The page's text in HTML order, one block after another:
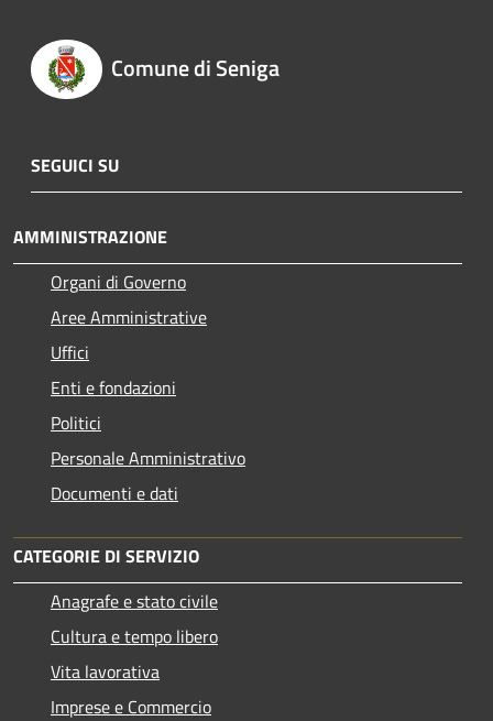
Comune di Seniga
SEGUICI SU
AMMINISTRAZIONE
Organi di Governo
Aree Amministrative
Uffici
Enti e fondazioni
Politici
Personale Amministrativo
Documenti e dati
CATEGORIE DI SERVIZIO
Anagrafe e stato civile
Cultura e tempo libero
Vita lavorativa
Imprese e Commercio